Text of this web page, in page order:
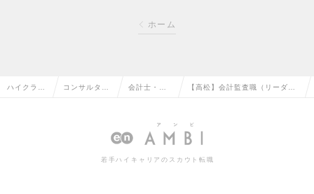
ホーム
ハイクラス コンサルタン 会計士・税 【高松】会計監査職（リーダー
若手ハイキャリアのスカウト転職